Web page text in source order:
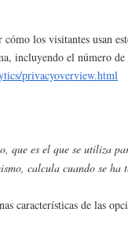
los visitantes usan
incluyendo el número
privacyoverview.html
que es el que se utiliza
calcula cuando se ha
características de las